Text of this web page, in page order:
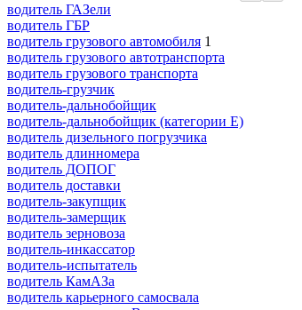
водитель ГАЗели
водитель ГБР
водитель грузового автомобиля 1
водитель грузового автотранспорта
водитель грузового транспорта
водитель-грузчик
водитель-дальнобойщик
водитель-дальнобойщик (категории Е)
водитель дизельного погрузчика
водитель длинномера
водитель ДОПОГ
водитель доставки
водитель-закупщик
водитель-замерщик
водитель зерновоза
водитель-инкассатор
водитель-испытатель
водитель КамАЗа
водитель карьерного самосвала